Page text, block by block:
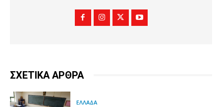
ΣΧΕΤΙΚΑ ΑΡΘΡΑ
ΕΛΛΑΔΑ